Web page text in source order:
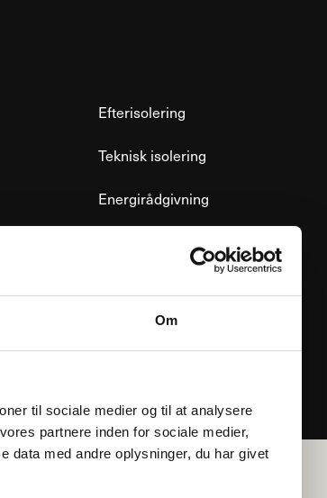
Om
til sociale medier og til at analysere
partnere inden for sociale medier,
data med andre oplysninger, du har givet
Efterisolering
Teknisk isolering
Energirådgivning